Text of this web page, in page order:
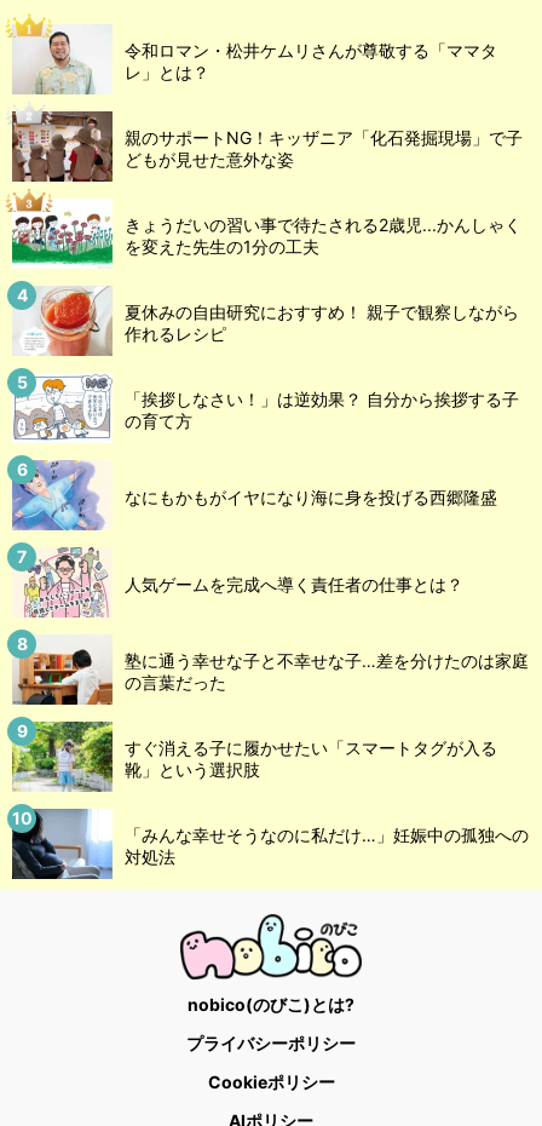
令和ロマン・松井ケムリさんが尊敬する「ママタ
レ」とは？
親のサポートNG！キッザニア「化石発掘現場」で子
どもが見せた意外な姿
きょうだいの習い事で待たされる2歳児...かんしゃく
を変えた先生の1分の工夫
夏休みの自由研究におすすめ！ 親子で観察しながら
作れるレシピ
「挨拶しなさい！」は逆効果？ 自分から挨拶する子
の育て方
なにもかもがイヤになり海に身を投げる西郷隆盛
人気ゲームを完成へ導く責任者の仕事とは？
塾に通う幸せな子と不幸せな子…差を分けたのは家庭
の言葉だった
すぐ消える子に履かせたい「スマートタグが入る
靴」という選択肢
「みんな幸せそうなのに私だけ…」妊娠中の孤独への
対処法
nobico(のびこ)とは?
プライバシーポリシー
Cookieポリシー
AIポリシー